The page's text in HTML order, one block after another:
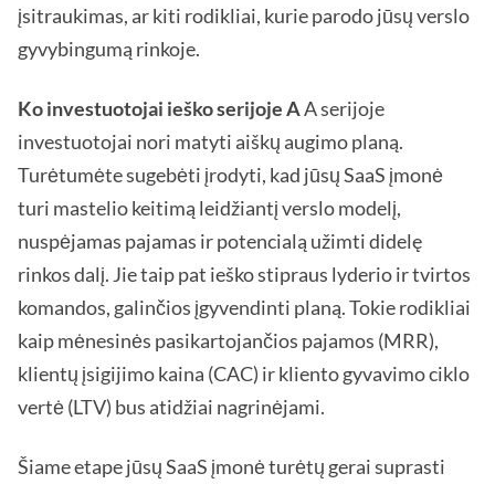
įsitraukimas, ar kiti rodikliai, kurie parodo jūsų verslo
gyvybingumą rinkoje.
Ko investuotojai ieško serijoje AA serijoje
investuotojai nori matyti aiškų augimo planą.
Turėtumėte sugebėti įrodyti, kad jūsų SaaS įmonė
turi mastelio keitimą leidžiantį verslo modelį,
nuspėjamas pajamas ir potencialą užimti didelę
rinkos dalį. Jie taip pat ieško stipraus lyderio ir tvirtos
komandos, galinčios įgyvendinti planą. Tokie rodikliai
kaip mėnesinės pasikartojančios pajamos (MRR),
klientų įsigijimo kaina (CAC) ir kliento gyvavimo ciklo
vertė (LTV) bus atidžiai nagrinėjami.
Šiame etape jūsų SaaS įmonė turėtų gerai suprasti